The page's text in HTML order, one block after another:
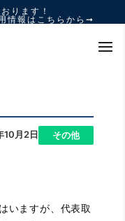
ります！
情報はこちらから➞
10月2日 その他
いますが、代表取